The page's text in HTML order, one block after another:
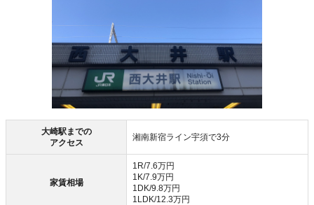
大崎駅までの
アクセス
湘南新宿ライン宇須で3分
家賃相場
1R/7.6万円
1K/7.9万円
1DK/9.8万円
1LDK/12.3万円